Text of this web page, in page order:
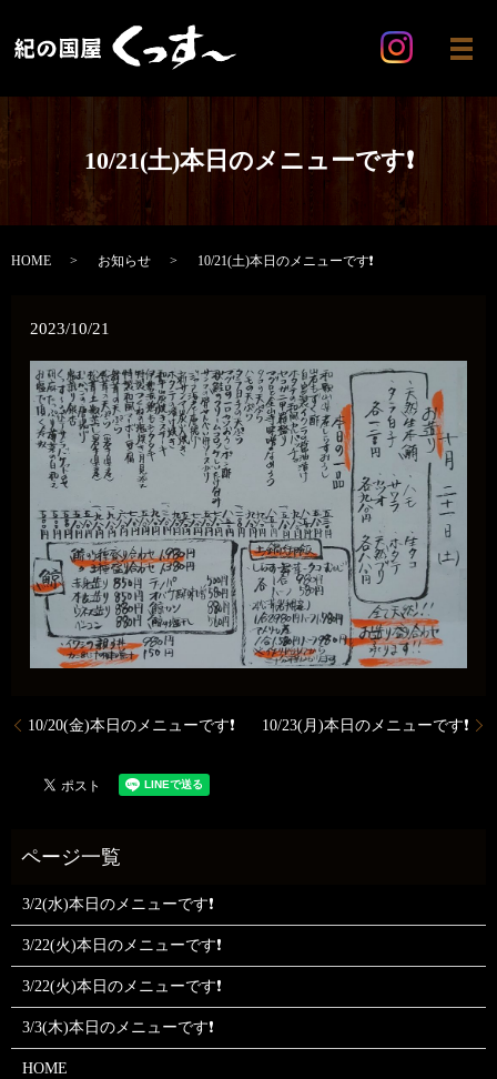
メ
10/21(土)本日のメニューです❗
HOME お知らせ 10/21(土)本日のメニューです❗
2023/10/21
10/20(金)本日のメニューです❗ 10/23(月)本日のメニューです❗
3/2(水)本日のメニューです❗
3/22(火)本日のメニューです❗
3/22(火)本日のメニューです❗
3/3(木)本日のメニューです❗
HOME